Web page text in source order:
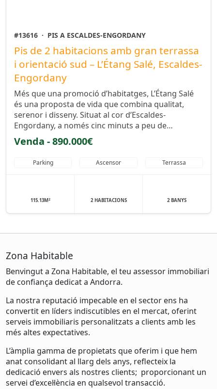
#13616 · PIS A ESCALDES-ENGORDANY
Pis de 2 habitacions amb gran terrassa
i orientació sud – L’Étang Salé, Escaldes-
Engordany
Més que una promoció d’habitatges, L’Étang Salé
és una proposta de vida que combina qualitat,
serenor i disseny. Situat al cor d’Escaldes-
Engordany, a només cinc minuts a peu de…
Venda - 890.000€
Parking Ascensor Terrassa
115.13M2 2 HABITACIONS 2 BANYS
Zona Habitable
Benvingut a Zona Habitable, el teu assessor immobiliari
de confiança dedicat a Andorra.
La nostra reputació impecable en el sector ens ha
convertit en líders indiscutibles en el mercat, oferint
serveis immobiliaris personalitzats a clients amb les
més altes expectatives.
L’àmplia gamma de propietats que oferim i que hem
anat consolidant al llarg dels anys, reflecteix la
dedicació envers als nostres clients; proporcionant un
servei d’excel·lència en qualsevol transacció.